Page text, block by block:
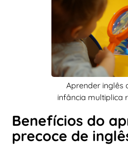
Aprender inglês
infância multiplica
Benefícios do
precoce de